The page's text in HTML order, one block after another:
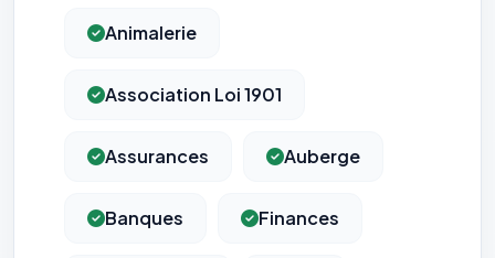
Animalerie
Association Loi 1901
Assurances Auberge
Banques Finances